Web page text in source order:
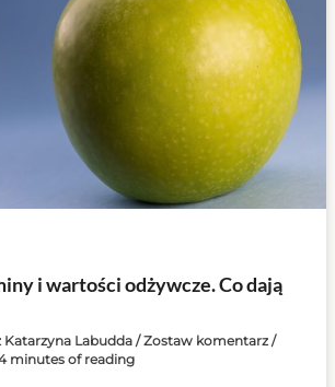
i wartości odżywcze. Co dają
Katarzyna Labudda /Zostaw komentarz /
minutes of reading